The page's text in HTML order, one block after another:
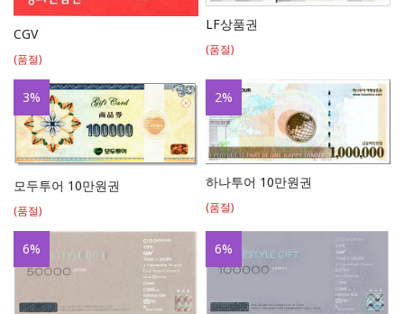
CGV
(품절)
LF상품권
(품절)
3%
모두투어 10만원권
(품절)
2%
하나투어 10만원권
(품절)
6% 6%